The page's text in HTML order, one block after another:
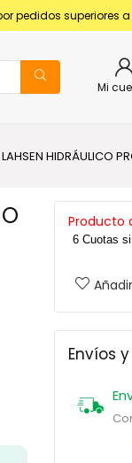
pedidos superiores a
Mi
HIDRÁULICO
Producto
6 Cuotas
Envíos